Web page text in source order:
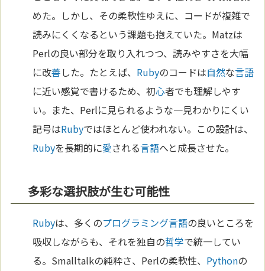
めた。しかし、その柔軟性ゆえに、コードが複雑で
読みにくくなるという課題も抱えていた。Matzは
Perlの良い部分を取り入れつつ、読みやすさを大幅
に改善した。たとえば、 Rubyのコードは自然な言語
に近い感覚で書けるため、初心者でも理解しやす
い。また、Perlに見られるような一見わかりにくい
記号はRubyではほとんど使われない。この設計は、
Rubyを長期的に愛される言語へと成長させた。
多彩な選択肢が生む可能性
Rubyは、多くのプログラミング言語の良いところを
吸収しながらも、それを独自の哲学で統一してい
る。Smalltalkの純粋さ、Perlの柔軟性、 Pythonの